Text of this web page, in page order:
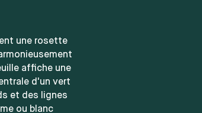
une rosette
affiche une
d'un vert
et des lignes
ou blanc